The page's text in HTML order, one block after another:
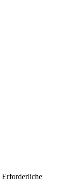
Erforderliche